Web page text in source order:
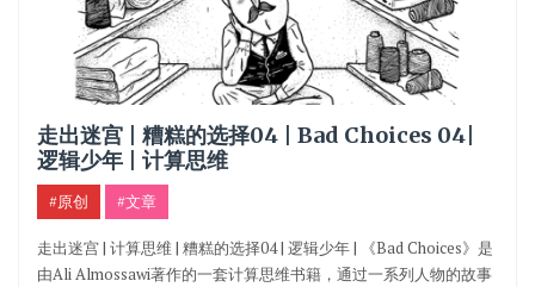
走出迷宫 | 糟糕的选择04 | Bad Choices 04|
逻辑少年 | 计算思维
#原创 #文章
走出迷宫 | 计算思维 | 糟糕的选择04 | 逻辑少年 | 《Bad Choices》是
由Ali Almossawi著作的一套计算思维书籍，通过一系列人物的故事